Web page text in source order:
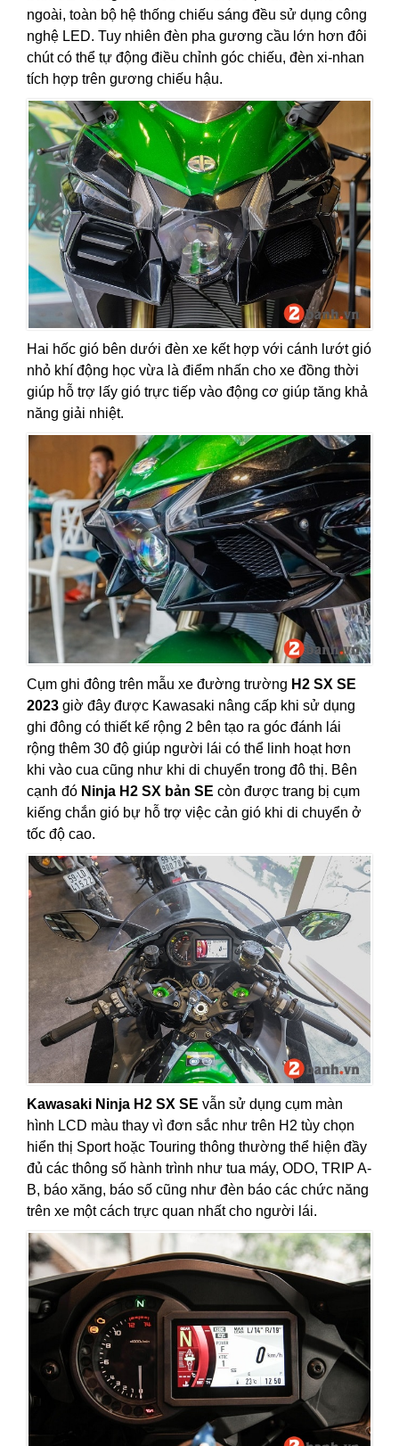
ngoài, toàn bộ hệ thống chiếu sáng đều sử dụng công
nghệ LED. Tuy nhiên đèn pha gương cầu lớn hơn đôi
chút có thể tự động điều chỉnh góc chiếu, đèn xi-nhan
tích hợp trên gương chiếu hậu.
Hai hốc gió bên dưới đèn xe kết hợp với cánh lướt gió
nhỏ khí động học vừa là điểm nhấn cho xe đồng thời
giúp hỗ trợ lấy gió trực tiếp vào động cơ giúp tăng khả
năng giải nhiệt.
Cụm ghi đông trên mẫu xe đường trường H2 SX SE
2023 giờ đây được Kawasaki nâng cấp khi sử dụng
ghi đông có thiết kế rộng 2 bên tạo ra góc đánh lái
rộng thêm 30 độ giúp người lái có thể linh hoạt hơn
khi vào cua cũng như khi di chuyển trong đô thị. Bên
cạnh đó Ninja H2 SX bản SE còn được trang bị cụm
kiếng chắn gió bự hỗ trợ việc cản gió khi di chuyển ở
tốc độ cao.
Kawasaki Ninja H2 SX SE vẫn sử dụng cụm màn
hình LCD màu thay vì đơn sắc như trên H2 tùy chọn
hiển thị Sport hoặc Touring thông thường thể hiện đầy
đủ các thông số hành trình như tua máy, ODO, TRIP A-
B, báo xăng, báo số cũng như đèn báo các chức năng
trên xe một cách trực quan nhất cho người lái.